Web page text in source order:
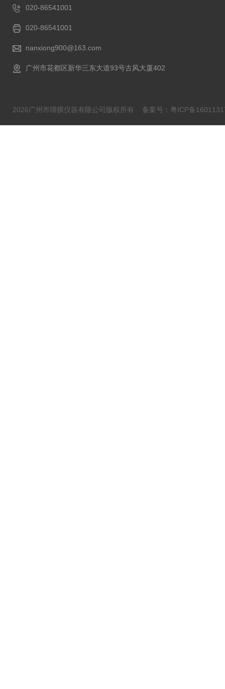
020-86541001
020-86541001
nanxiong900@163.com
广州市花都区新华三东大道93号古风大厦402
2026广州市璟骐仪器有限公司版权所有 备案号：粤ICP备